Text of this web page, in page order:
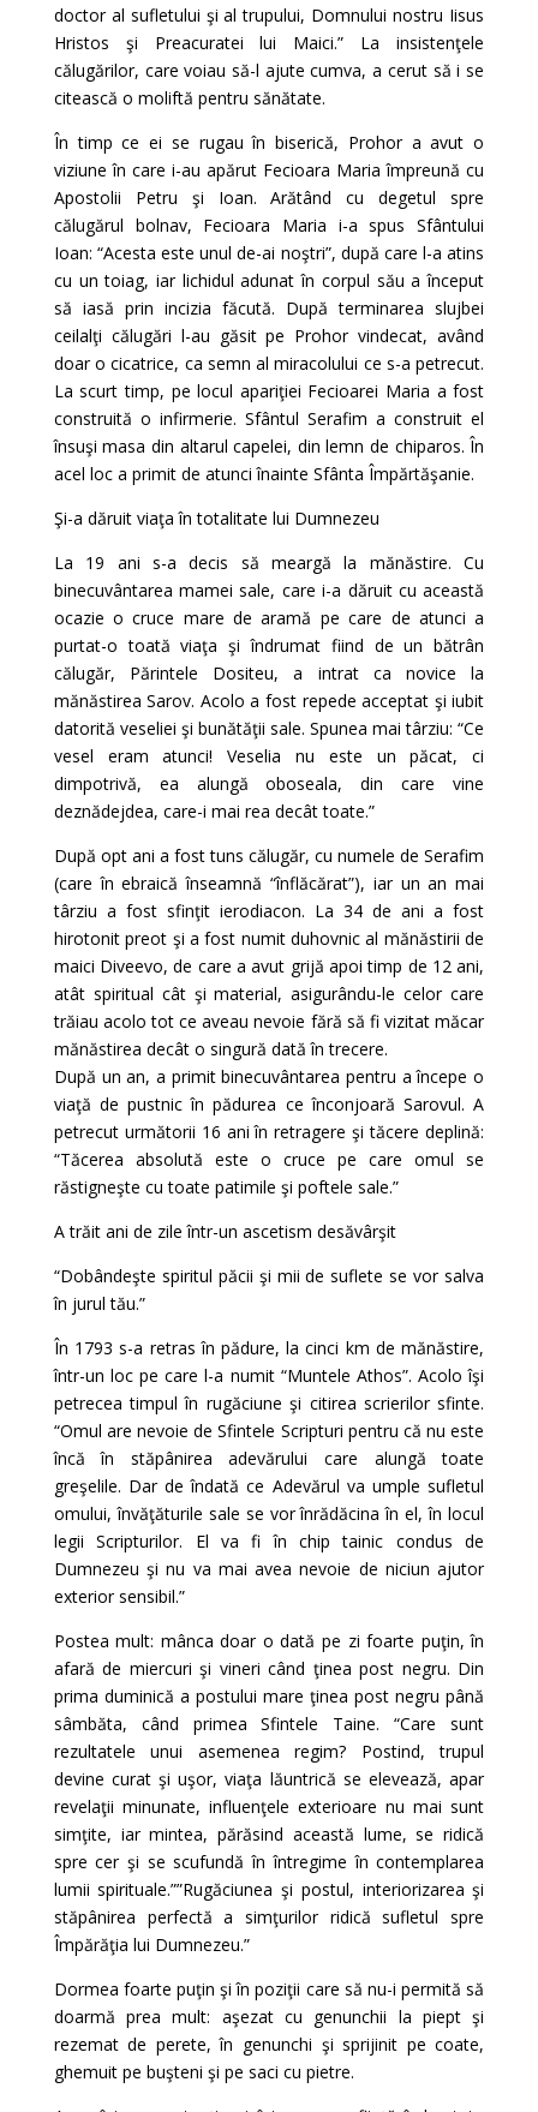
doctor al sufletului şi al trupului, Domnului nostru Iisus
Hristos şi Preacuratei lui Maici.” La insistenţele
călugărilor, care voiau să-l ajute cumva, a cerut să i se
citească o moliftă pentru sănătate.
În timp ce ei se rugau în biserică, Prohor a avut o
viziune în care i-au apărut Fecioara Maria împreună cu
Apostolii Petru şi Ioan. Arătând cu degetul spre
călugărul bolnav, Fecioara Maria i-a spus Sfântului
Ioan: “Acesta este unul de-ai noştri”, după care l-a atins
cu un toiag, iar lichidul adunat în corpul său a început
să iasă prin incizia făcută. După terminarea slujbei
ceilalţi călugări l-au găsit pe Prohor vindecat, având
doar o cicatrice, ca semn al miracolului ce s-a petrecut.
La scurt timp, pe locul apariţiei Fecioarei Maria a fost
construită o infirmerie. Sfântul Serafim a construit el
însuşi masa din altarul capelei, din lemn de chiparos. În
acel loc a primit de atunci înainte Sfânta Împărtăşanie.
Şi-a dăruit viaţa în totalitate lui Dumnezeu
La 19 ani s-a decis să meargă la mănăstire. Cu
binecuvântarea mamei sale, care i-a dăruit cu această
ocazie o cruce mare de aramă pe care de atunci a
purtat-o toată viaţa şi îndrumat fiind de un bătrân
călugăr, Părintele Dositeu, a intrat ca novice la
mănăstirea Sarov. Acolo a fost repede acceptat şi iubit
datorită veseliei şi bunătăţii sale. Spunea mai târziu: “Ce
vesel eram atunci! Veselia nu este un păcat, ci
dimpotrivă, ea alungă oboseala, din care vine
deznădejdea, care-i mai rea decât toate.”
După opt ani a fost tuns călugăr, cu numele de Serafim
(care în ebraică înseamnă “înflăcărat”), iar un an mai
târziu a fost sfinţit ierodiacon. La 34 de ani a fost
hirotonit preot şi a fost numit duhovnic al mănăstirii de
maici Diveevo, de care a avut grijă apoi timp de 12 ani,
atât spiritual cât şi material, asigurându-le celor care
trăiau acolo tot ce aveau nevoie fără să fi vizitat măcar
mănăstirea decât o singură dată în trecere.
După un an, a primit binecuvântarea pentru a începe o
viaţă de pustnic în pădurea ce înconjoară Sarovul. A
petrecut următorii 16 ani în retragere şi tăcere deplină:
“Tăcerea absolută este o cruce pe care omul se
răstigneşte cu toate patimile şi poftele sale.”
A trăit ani de zile într-un ascetism desăvârşit
“Dobândeşte spiritul păcii şi mii de suflete se vor salva
în jurul tău.”
În 1793 s-a retras în pădure, la cinci km de mănăstire,
într-un loc pe care l-a numit “Muntele Athos”. Acolo îşi
petrecea timpul în rugăciune şi citirea scrierilor sfinte.
“Omul are nevoie de Sfintele Scripturi pentru că nu este
încă în stăpânirea adevărului care alungă toate
greşelile. Dar de îndată ce Adevărul va umple sufletul
omului, învăţăturile sale se vor înrădăcina în el, în locul
legii Scripturilor. El va fi în chip tainic condus de
Dumnezeu şi nu va mai avea nevoie de niciun ajutor
exterior sensibil.”
Postea mult: mânca doar o dată pe zi foarte puţin, în
afară de miercuri şi vineri când ţinea post negru. Din
prima duminică a postului mare ţinea post negru până
sâmbăta, când primea Sfintele Taine. “Care sunt
rezultatele unui asemenea regim? Postind, trupul
devine curat şi uşor, viaţa lăuntrică se elevează, apar
revelaţii minunate, influenţele exterioare nu mai sunt
simţite, iar mintea, părăsind această lume, se ridică
spre cer şi se scufundă în întregime în contemplarea
lumii spirituale.””Rugăciunea şi postul, interiorizarea şi
stăpânirea perfectă a simţurilor ridică sufletul spre
Împărăţia lui Dumnezeu.”
Dormea foarte puţin şi în poziţii care să nu-i permită să
doarmă prea mult: aşezat cu genunchii la piept şi
rezemat de perete, în genunchi şi sprijinit pe coate,
ghemuit pe buşteni şi pe saci cu pietre.